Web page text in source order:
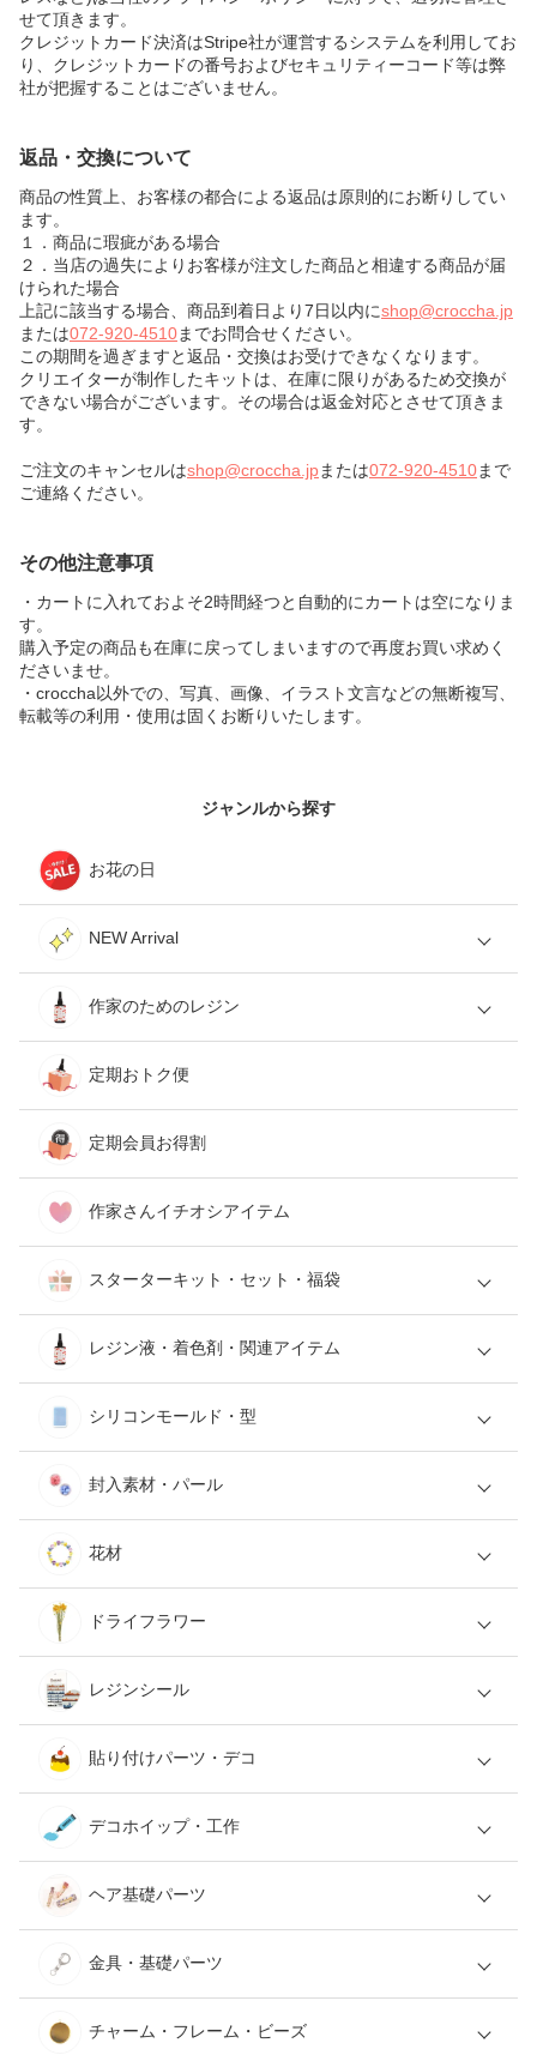
せて頂きます。
クレジットカード決済はStripe社が運営するシステムを利用してお
り、クレジットカードの番号およびセキュリティーコード等は弊
社が把握することはございません。
返品・交換について
商品の性質上、お客様の都合による返品は原則的にお断りしてい
ます。
１．商品に瑕疵がある場合
２．当店の過失によりお客様が注文した商品と相違する商品が届
けられた場合
上記に該当する場合、商品到着日より7日以内にshop@croccha.jp
または072-920-4510までお問合せください。
この期間を過ぎますと返品・交換はお受けできなくなります。
クリエイターが制作したキットは、在庫に限りがあるため交換が
できない場合がございます。その場合は返金対応とさせて頂きま
す。
ご注文のキャンセルはshop@croccha.jpまたは072-920-4510まで
ご連絡ください。
その他注意事項
・カートに入れておよそ2時間経つと自動的にカートは空になりま
す。
購入予定の商品も在庫に戻ってしまいますので再度お買い求めく
ださいませ。
・croccha以外での、写真、画像、イラスト文言などの無断複写、
転載等の利用・使用は固くお断りいたします。
ジャンルから探す
お花の日
NEW Arrival
作家のためのレジン
定期おトク便
定期会員お得割
作家さんイチオシアイテム
スターターキット・セット・福袋
レジン液・着色剤・関連アイテム
シリコンモールド・型
封入素材・パール
花材
ドライフラワー
レジンシール
貼り付けパーツ・デコ
デコホイップ・工作
ヘア基礎パーツ
金具・基礎パーツ
チャーム・フレーム・ビーズ